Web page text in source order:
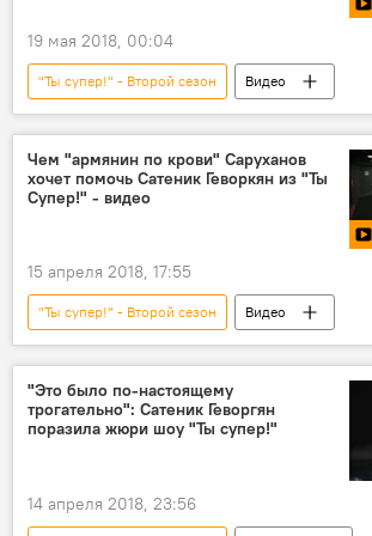
19 мая 2018, 00:04
"Ты супер!" - Второй сезон
Видео
Мультимедиа
конкурс "Ты супер!"
Чем "армянин по крови" Саруханов
хочет помочь Сатеник Геворкян из "Ты
Супер!" - видео
15 апреля 2018, 17:55
"Ты супер!" - Второй сезон
Видео
Мультимедиа
Игорь Саруханов
конкурс "Ты супер!"
"Это было по-настоящему
трогательно": Сатеник Геворгян
поразила жюри шоу "Ты супер!"
14 апреля 2018, 23:56